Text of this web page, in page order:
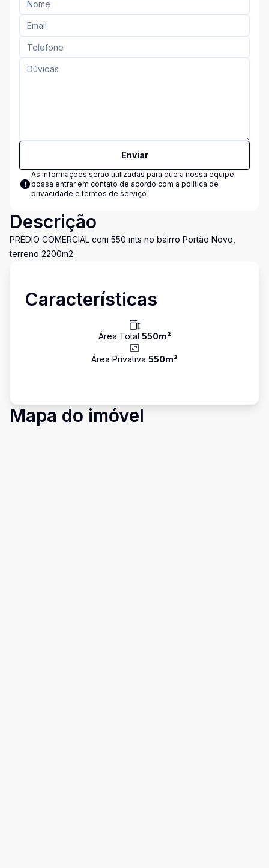
Enviar
As informações serão utilizadas para que a nossa equipe
possa entrar em contato de acordo com a política de
privacidade e termos de serviço
Descrição
PRÉDIO COMERCIAL com 550 mts no bairro Portão Novo,
terreno 2200m2.
Características
Área Total 550m²
Área Privativa 550m²
Mapa do imóvel